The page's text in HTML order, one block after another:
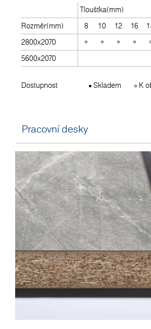
Tloušťka(mm)
Rozměr(mm)
8 10 12 16
2800x2070
5600x2070
Dostupnost Skladem K
Pracovní desky